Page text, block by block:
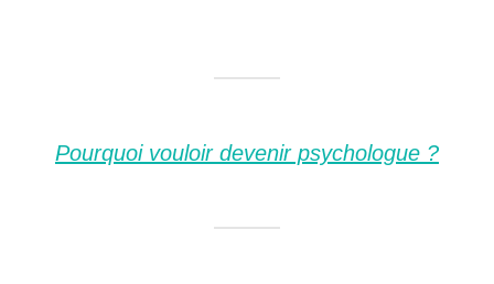
Pourquoi vouloir devenir psychologue ?